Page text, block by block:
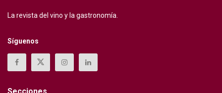
La revista del vino y la gastronomía.
Síguenos